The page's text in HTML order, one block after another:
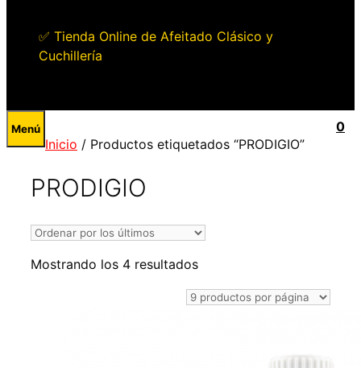
✅ Tienda Online de Afeitado Clásico y
Cuchillería
0
Menú
Inicio / Productos etiquetados “PRODIGIO”
PRODIGIO
Mostrando los 4 resultadosOrdenado
los